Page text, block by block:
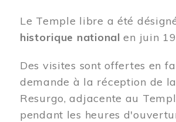
Le Temple libre a été
historique national en juin
Des visites sont offertes en
demande à la réception de
Resurgo, adjacente au
pendant les heures